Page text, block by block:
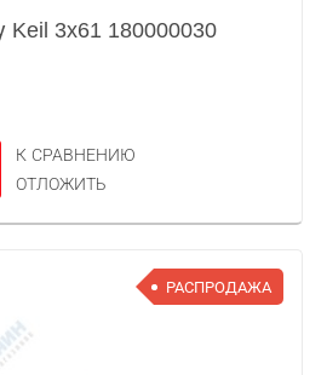
Keil 3x61 180000030
К СРАВНЕНИЮ
ОТЛОЖИТЬ
РАСПРОДАЖА